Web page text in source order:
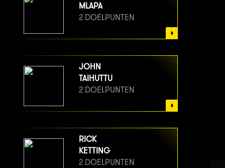
MLAPA
2 DOELPUNTEN
JOHN
TAIHUTTU
2 DOELPUNTEN
RICK
KETTING
2 DOELPUNTEN